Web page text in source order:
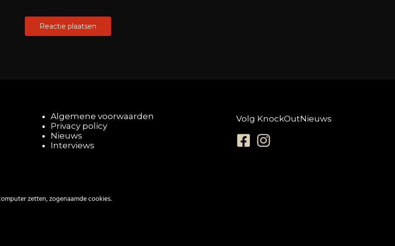
Algemene voorwaarden
Privacy policy
Nieuws
Interviews
Volg KnockOutNieuws
zetten, zogenaamde cookies.